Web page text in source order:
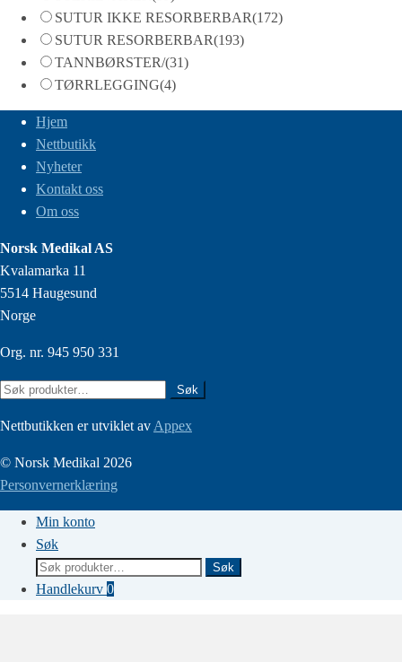
SUTUR IKKE RESORBERBAR(172)
SUTUR RESORBERBAR(193)
TANNBØRSTER/(31)
TØRRLEGGING(4)
Hjem
Nettbutikk
Nyheter
Kontakt oss
Om oss
Norsk Medikal AS
Kvalamarka 11
5514 Haugesund
Norge
Org. nr. 945 950 331
Søk
Søk
Nettbutikken er utviklet av Appex
© Norsk Medikal 2026
Personvernerklæring
Min konto
Søk
Søk
etter:
Søk
Handlekurv 0